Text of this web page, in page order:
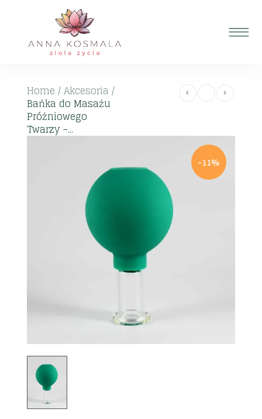
Home /Akcesoria /
Bańka do Masażu
Próżniowego
Twarzy –...
-11%